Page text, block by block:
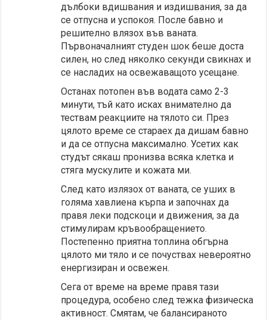
дълбоки вдишвания и издишвания, за да
се отпусна и успокоя. После бавно и
решително влязох във ваната.
Първоначалният студен шок беше доста
силен, но след няколко секунди свикнах и
се насладих на освежаващото усещане.
Останах потопен във водата само 2-3
минути, тъй като исках внимателно да
тествам реакциите на тялото си. През
цялото време се стараех да дишам бавно
и да се отпусна максимално. Усетих как
студът сякаш пронизва всяка клетка и
стяга мускулите и кожата ми.
След като излязох от ваната, се уших в
голяма хавлиена кърпа и започнах да
правя леки подскоци и движения, за да
стимулирам кръвообращението.
Постепенно приятна топлина обгърна
цялото ми тяло и се почуствах невероятно
енергизиран и освежен.
Сега от време на време правя тази
процедура, особено след тежка физическа
активност. Смятам, че балансираното